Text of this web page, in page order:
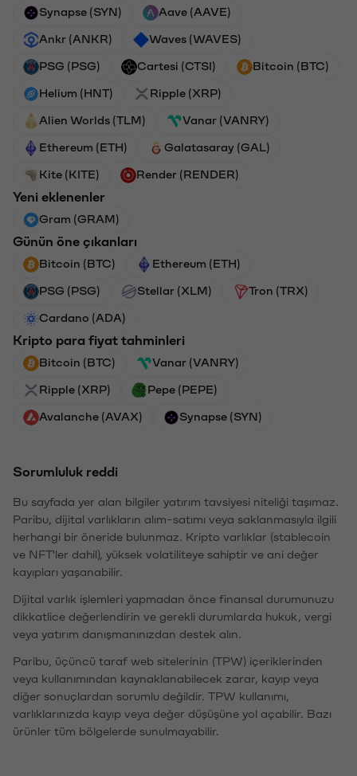
Synapse (SYN) Aave (AAVE)
Ankr (ANKR) Waves (WAVES)
PSG (PSG) Cartesi (CTSI) Bitcoin (BTC)
Helium (HNT) Ripple (XRP)
Alien Worlds (TLM) Vanar (VANRY)
Ethereum (ETH) Galatasaray (GAL)
Kite (KITE) Render (RENDER)
Yeni eklenenler
Gram (GRAM)
Günün öne çıkanları
Bitcoin (BTC) Ethereum (ETH)
PSG (PSG) Stellar (XLM) Tron (TRX)
Cardano (ADA)
Kripto para fiyat tahminleri
Bitcoin (BTC) Vanar (VANRY)
Ripple (XRP) Pepe (PEPE)
Avalanche (AVAX) Synapse (SYN)
Sorumluluk reddi
Bu sayfada yer alan bilgiler yatırım tavsiyesi niteliği taşımaz.
Paribu, dijital varlıkların alım-satımı veya saklanmasıyla ilgili
herhangi bir öneride bulunmaz. Kripto varlıklar (stablecoin
ve NFT'ler dahil), yüksek volatiliteye sahiptir ve ani değer
kayıpları yaşanabilir.
Dijital varlık işlemleri yapmadan önce finansal durumunuzu
dikkatlice değerlendirin ve gerekli durumlarda hukuk, vergi
veya yatırım danışmanınızdan destek alın.
Paribu, üçüncü taraf web sitelerinin (TPW) içeriklerinden
veya kullanımından kaynaklanabilecek zarar, kayıp veya
diğer sonuçlardan sorumlu değildir. TPW kullanımı,
varlıklarınızda kayıp veya değer düşüşüne yol açabilir. Bazı
ürünler tüm bölgelerde sunulmayabilir.